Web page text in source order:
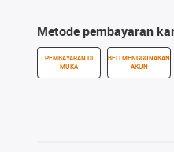
Metode pembayaran
PEMBAYARAN DI
MUKA
BELI MENGGUNAKAN
AKUN